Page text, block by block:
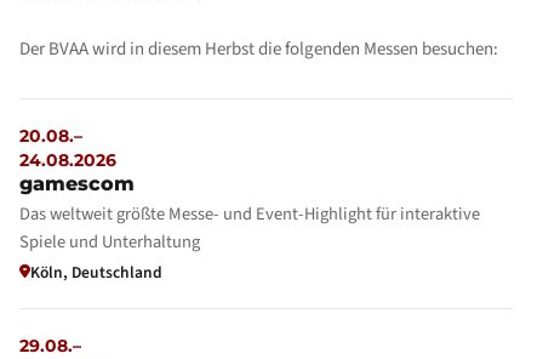
Der BVAA wird in diesem Herbst die folgenden Messen besuchen:
20.08.–
24.08.2026
gamescom
Das weltweit größte Messe- und Event-Highlight für interaktive
Spiele und Unterhaltung
Köln, Deutschland
29.08.–